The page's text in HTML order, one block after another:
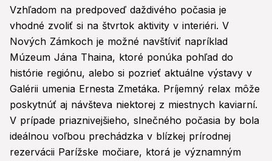
Vzhľadom na predpoveď daždivého počasia je
vhodné zvoliť si na štvrtok aktivity v interiéri. V
Nových Zámkoch je možné navštíviť napríklad
Múzeum Jána Thaina, ktoré ponúka pohľad do
histórie regiónu, alebo si pozrieť aktuálne výstavy v
Galérii umenia Ernesta Zmetáka. Príjemný relax môže
poskytnúť aj návšteva niektorej z miestnych kaviarní.
V prípade priaznivejšieho, slnečného počasia by bola
ideálnou voľbou prechádzka v blízkej prírodnej
rezervácii Parížske močiare, ktorá je významným